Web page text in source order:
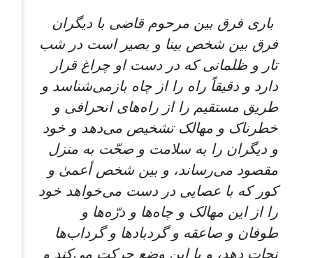
باری فرق بین مرحوم قاضی با دیگران
فرق بین شخص بینا و بصیر است در شب
تار و ظلمانی که در دست او چراغ قرار
دارد و دقیقاً راه را از چاه بازمی‌شناسد و
طریق مستقیم را از راه‌های انحرافی و
خطرناک و مهالک تشخیص می‌دهد و خود
و دیگران را به سلامت و صحّت به منزل
مقصود می‌رساند، و بین شخص أعمیٰ و
کور که با عصایی در دست می‌خواهد خود
را از این مهالک و چاه‌ها و درّه‌ها و
طوفان و صاعقه و گردبادها و گرداب‌ها
نجات دهد، و با این وضع حرکت می‌کند و